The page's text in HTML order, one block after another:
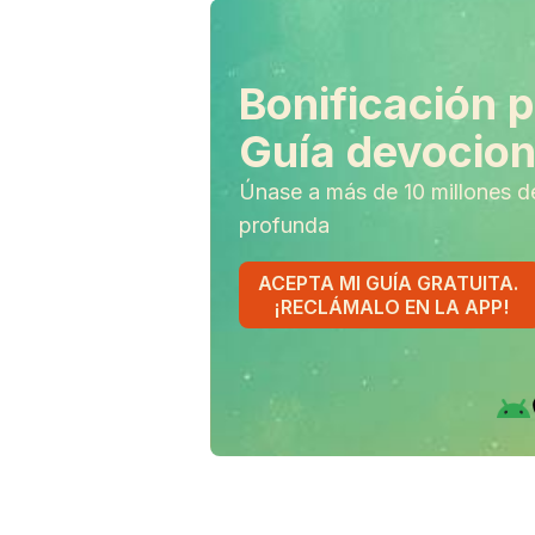
Bonificación
Guía
Únase a más de 10 millones
profunda
ACEPTA MI GUÍA GRATUITA.
¡RECLÁMALO EN LA APP!